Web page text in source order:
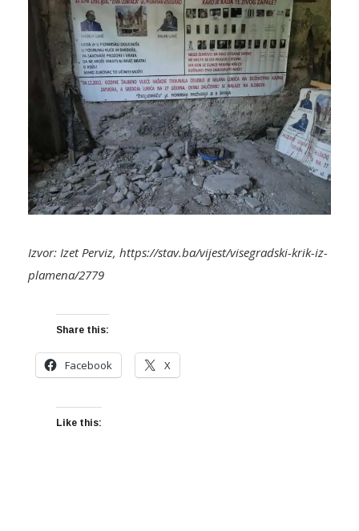
Izvor: Izet Perviz, https://stav.ba/vijest/visegradski-krik-iz-
plamena/2779
Share this:
Facebook X
Like this: